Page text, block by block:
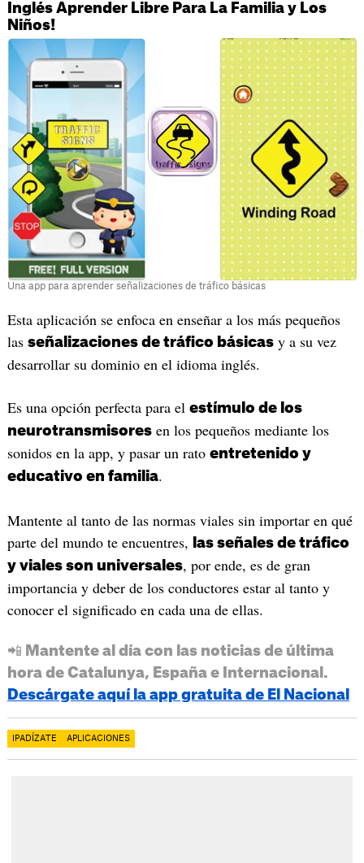
Inglés Aprender Libre Para La Familia y Los
Niños!
Una app para aprender señalizaciones de tráfico básicas
Esta aplicación se enfoca en enseñar a los más pequeños
las señalizaciones de tráfico básicasy a su vez
desarrollar su dominio en el idioma inglés.
Es una opción perfecta para el estímulo de los
neurotransmisoresen los pequeños mediante los
sonidos en la app, y pasar un rato entretenido y
educativo en familia.
Mantente al tanto de las normas viales sin importar en qué
parte del mundo te encuentres,
las señales de tráfico
y viales son universales, por ende, es de gran
importancia y deber de los conductores estar al tanto y
conocer el significado en cada una de ellas.
📲 Mantente al día con las noticias de última
hora de Catalunya, España e Internacional.
Descárgate aquí la app gratuita de El Nacional
IPADÍZATE APLICACIONES